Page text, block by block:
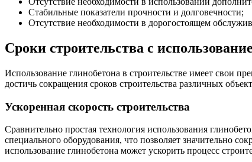
Стабильные показатели прочности и долговечности;
Отсутствие необходимости в дорогостоящем
Сроки строительства с
Использование глинобетона в строительстве имеет свои
достичь сокращения сроков строительства различных
Ускоренная скорость строительства
Сравнительно простая технология использования
специального оборудования, что позволяет значительно
использование глинобетона может ускорить процесс